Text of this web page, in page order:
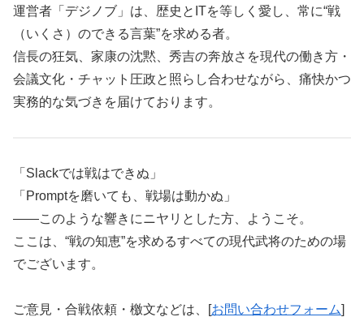
運営者「デジノブ」は、歴史とITを等しく愛し、常に“戦
（いくさ）のできる言葉”を求める者。
信長の狂気、家康の沈黙、秀吉の奔放さを現代の働き方・
会議文化・チャット圧政と照らし合わせながら、痛快かつ
実務的な気づきを届けております。
「Slackでは戦はできぬ」
「Promptを磨いても、戦場は動かぬ」
――このような響きにニヤリとした方、ようこそ。
ここは、“戦の知恵”を求めるすべての現代武将のための場
でございます。
ご意見・合戦依頼・檄文などは、[お問い合わせフォーム]